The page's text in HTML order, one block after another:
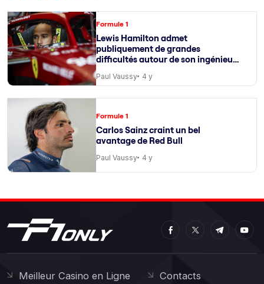
Formule 1
Lewis Hamilton admet
publiquement de grandes
difficultés autour de son ingénieur
Paul Vaussy 4 y
Formule 1
Carlos Sainz craint un bel
avantage de Red Bull
Paul Vaussy 4 y
Meilleur Casino en Ligne
Contacts